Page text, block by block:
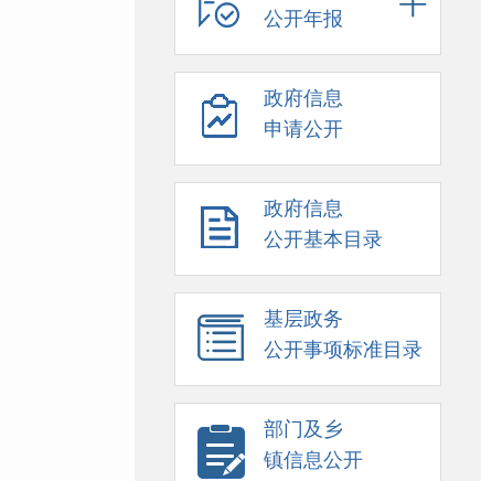
公开年报
政府信息
申请公开
政府信息
公开基本目录
基层政务
公开事项标准目录
部门及乡
镇信息公开